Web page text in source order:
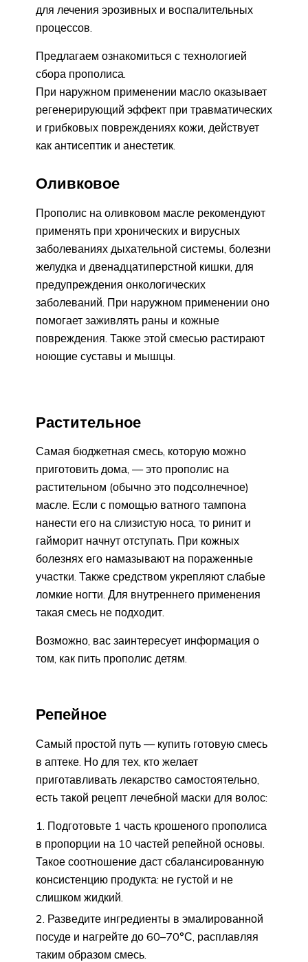
для лечения эрозивных и воспалительных
процессов.
Предлагаем ознакомиться с технологией
сбора прополиса.
При наружном применении масло оказывает
регенерирующий эффект при травматических
и грибковых повреждениях кожи, действует
как антисептик и анестетик.
Оливковое
Прополис на оливковом масле рекомендуют
применять при хронических и вирусных
заболеваниях дыхательной системы, болезни
желудка и двенадцатиперстной кишки, для
предупреждения онкологических
заболеваний. При наружном применении оно
помогает заживлять раны и кожные
повреждения. Также этой смесью растирают
ноющие суставы и мышцы.
Растительное
Самая бюджетная смесь, которую можно
приготовить дома, — это прополис на
растительном (обычно это подсолнечное)
масле. Если с помощью ватного тампона
нанести его на слизистую носа, то ринит и
гайморит начнут отступать. При кожных
болезнях его намазывают на пораженные
участки. Также средством укрепляют слабые
ломкие ногти. Для внутреннего применения
такая смесь не подходит.
Возможно, вас заинтересует информация о
том, как пить прополис детям.
Репейное
Самый простой путь — купить готовую смесь
в аптеке. Но для тех, кто желает
приготавливать лекарство самостоятельно,
есть такой рецепт лечебной маски для волос:
Подготовьте 1 часть крошеного прополиса
в пропорции на 10 частей репейной основы.
Такое соотношение даст сбалансированную
консистенцию продукта: не густой и не
слишком жидкий.
Разведите ингредиенты в эмалированной
посуде и нагрейте до 60–70°С, расплавляя
таким образом смесь.